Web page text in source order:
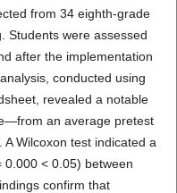
from 34 eighth-grade
Students were assessed
after the implementation
conducted using
revealed a notable
an average pretest
Wilcoxon test indicated a
0.000 < 0.05) between
confirm that